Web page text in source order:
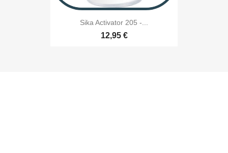
Sika Activator 205 -...
12,95 €